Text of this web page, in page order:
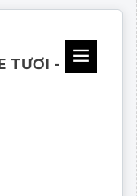
TƯƠI - VỊ